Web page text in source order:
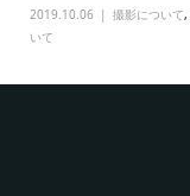
2019.10.06 撮影について,
いて